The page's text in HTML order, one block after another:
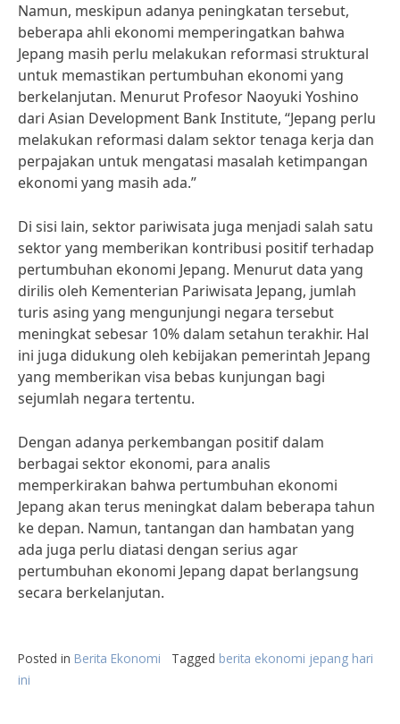
Namun, meskipun adanya peningkatan tersebut,
beberapa ahli ekonomi memperingatkan bahwa
Jepang masih perlu melakukan reformasi struktural
untuk memastikan pertumbuhan ekonomi yang
berkelanjutan. Menurut Profesor Naoyuki Yoshino
dari Asian Development Bank Institute, “Jepang perlu
melakukan reformasi dalam sektor tenaga kerja dan
perpajakan untuk mengatasi masalah ketimpangan
ekonomi yang masih ada.”
Di sisi lain, sektor pariwisata juga menjadi salah satu
sektor yang memberikan kontribusi positif terhadap
pertumbuhan ekonomi Jepang. Menurut data yang
dirilis oleh Kementerian Pariwisata Jepang, jumlah
turis asing yang mengunjungi negara tersebut
meningkat sebesar 10% dalam setahun terakhir. Hal
ini juga didukung oleh kebijakan pemerintah Jepang
yang memberikan visa bebas kunjungan bagi
sejumlah negara tertentu.
Dengan adanya perkembangan positif dalam
berbagai sektor ekonomi, para analis
memperkirakan bahwa pertumbuhan ekonomi
Jepang akan terus meningkat dalam beberapa tahun
ke depan. Namun, tantangan dan hambatan yang
ada juga perlu diatasi dengan serius agar
pertumbuhan ekonomi Jepang dapat berlangsung
secara berkelanjutan.
Posted in Berita Ekonomi Tagged berita ekonomi jepang hari
ini